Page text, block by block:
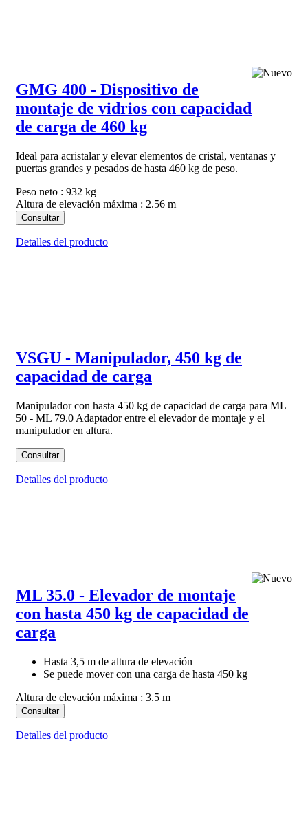
GMG 400 - Dispositivo de
montaje de vidrios con capacidad
de carga de 460 kg
Ideal para acristalar y elevar elementos de cristal, ventanas y
puertas grandes y pesados de hasta 460 kg de peso.
Peso neto : 932 kg
Altura de elevación máxima : 2.56 m
Consultar
Detalles del producto
VSGU - Manipulador, 450 kg de
capacidad de carga
Manipulador con hasta 450 kg de capacidad de carga para ML
50 - ML 79.0 Adaptador entre el elevador de montaje y el
manipulador en altura.
Consultar
Detalles del producto
ML 35.0 - Elevador de montaje
con hasta 450 kg de capacidad de
carga
Hasta 3,5 m de altura de elevación
Se puede mover con una carga de hasta 450 kg
Altura de elevación máxima : 3.5 m
Consultar
Detalles del producto